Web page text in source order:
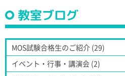
教室ブログ
MOS試験合格生のご紹介 (29)
イベント・行事・講演会 (2)